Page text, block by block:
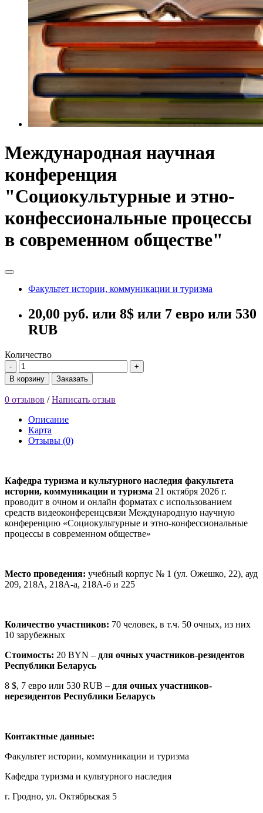
Международная научная
конференция
"Социокультурные и этно-
конфессиональные процессы
в современном обществе"
Факультет истории, коммуникации и туризма
20,00 руб. или 8$ или 7 евро или 530
RUB
Количество
-
+
В корзину
Заказать
0 отзывов /Написать отзыв
Описание
Карта
Отзывы (0)
Кафедра туризма и культурного наследия факультета
истории, коммуникации и туризма 21 октября 2026 г.
проводит в очном и онлайн форматах с использованием
средств видеоконференцсвязи Международную научную
конференцию «Социокультурные и этно-конфессиональные
процессы в современном обществе»
Место проведения: учебный корпус № 1 (ул. Ожешко, 22), ауд
209, 218А, 218А-а, 218А-б и 225
Количество участников: 70 человек, в т.ч. 50 очных, из них
10 зарубежных
Стоимость: 20 BYN – для очных участников-резидентов
Республики Беларусь
8 $, 7 евро или 530 RUB – для очных участников-
нерезидентов Республики Беларусь
Контактные данные:
Факультет истории, коммуникации и туризма
Кафедра туризма и культурного наследия
г. Гродно, ул. Октябрьская 5